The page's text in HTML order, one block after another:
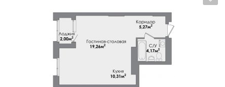
Да, удалить Отмена